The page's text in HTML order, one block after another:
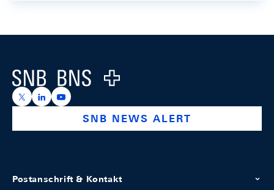
Logo
https://x.com/snb_bns
https://ch.linkedin.com/company/swiss-national-
https://www.youtube.com/@swissnationalbank
SNB NEWS ALERT
Postanschrift & Kontakt